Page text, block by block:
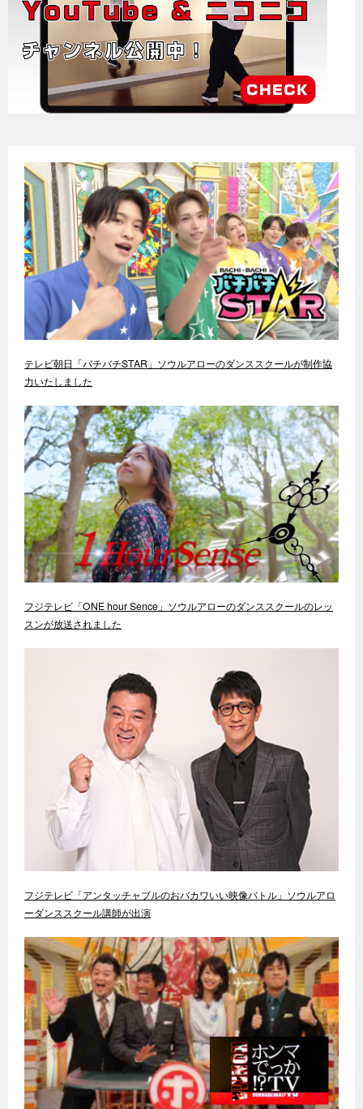
テレビ朝日「バチバチSTAR」ソウルアローのダンススクールが制作協
力いたしました
フジテレビ「ONE hour Sence」ソウルアローのダンススクールのレッ
スンが放送されました
フジテレビ「アンタッチャブルのおバカワいい映像バトル」ソウルアロ
ーダンススクール講師が出演